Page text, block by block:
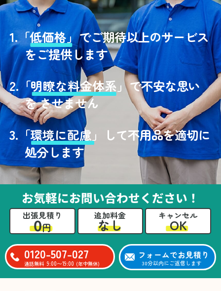
1.「低価格」でご期待以上のサービス
をご提供します
2.「明瞭な料金体系」で不安な思い
を させません
3. 「環境に配慮」
して不用品を適切に
処分します
お気軽にお問い合わせください！
出張見積り
0円
追加料金
なし
キャンセル
OK
0120-507-027
通話無料 9:00〜19:00 (年中無休)
フォームでお見積り
30分以内にご返信します